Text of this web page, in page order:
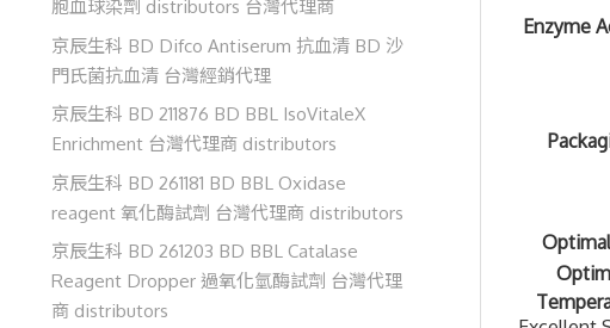
胞血球染劑 distributors 台灣代理商
京辰生科 BD Difco Antiserum 抗血清 BD 沙
門氏菌抗血清 台灣經銷代理
京辰生科 BD 211876 BD BBL IsoVitaleX
Enrichment 台灣代理商 distributors
京辰生科 BD 261181 BD BBL Oxidase
reagent 氧化酶試劑 台灣代理商 distributors
京辰生科 BD 261203 BD BBL Catalase
Reagent Dropper 過氧化氫酶試劑 台灣代理
商 distributors
Enzyme